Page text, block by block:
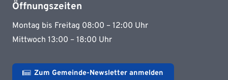
Öffnungszeiten
Montag bis Freitag 08:00 – 12:00 Uhr
Mittwoch 13:00 – 18:00 Uhr
Zum Gemeinde-Newsletter anmelden